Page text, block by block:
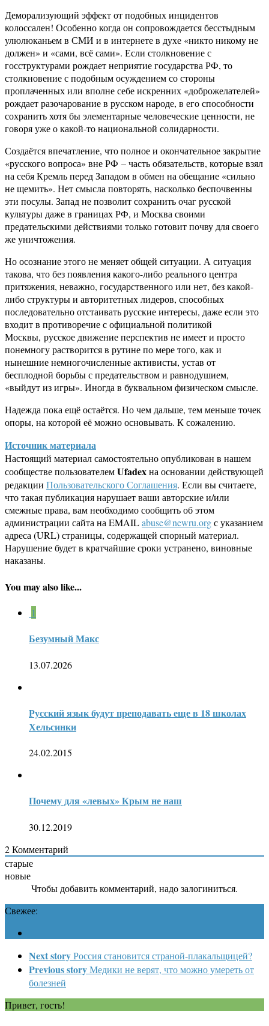
Деморализующий эффект от подобных инцидентов
колоссален! Особенно когда он сопровождается бесстыдным
улюлюканьем в СМИ и в интернете в духе «никто никому не
должен» и «сами, всё сами». Если столкновение с
госструктурами рождает неприятие государства РФ, то
столкновение с подобным осуждением со стороны
проплаченных или вполне себе искренних «доброжелателей»
рождает разочарование в русском народе, в его способности
сохранить хотя бы элементарные человеческие ценности, не
говоря уже о какой-то национальной солидарности.
Создаётся впечатление, что полное и окончательное закрытие
«русского вопроса» вне РФ – часть обязательств, которые взял
на себя Кремль перед Западом в обмен на обещание «сильно
не щемить». Нет смысла повторять, насколько беспочвенны
эти посулы. Запад не позволит сохранить очаг русской
культуры даже в границах РФ, и Москва своими
предательскими действиями только готовит почву для своего
же уничтожения.
Но осознание этого не меняет общей ситуации. А ситуация
такова, что без появления какого-либо реального центра
притяжения, неважно, государственного или нет, без какой-
либо структуры и авторитетных лидеров, способных
последовательно отстаивать русские интересы, даже если это
входит в противоречие с официальной политикой
Москвы, русское движение перспектив не имеет и просто
понемногу растворится в рутине по мере того, как и
нынешние немногочисленные активисты, устав от
бесплодной борьбы с предательством и равнодушием,
«выйдут из игры». Иногда в буквальном физическом смысле.
Надежда пока ещё остаётся. Но чем дальше, тем меньше точек
опоры, на которой её можно основывать. К сожалению.
Источник материала
Настоящий материал самостоятельно опубликован в нашем
сообществе пользователемUfadexна основании действующей
редакции Пользовательского Соглашения. Если вы считаете,
что такая публикация нарушает ваши авторские и/или
смежные права, вам необходимо сообщить об этом
администрации сайта на EMAILabuse@newru.orgс указанием
адреса (URL) страницы, содержащей спорный материал.
Нарушение будет в кратчайшие сроки устранено, виновные
наказаны.
You may also like...
1
Безумный Макс
13.07.2026
Русский язык будут преподавать еще в 18 школах
Хельсинки
24.02.2015
Почему для «левых» Крым не наш
30.12.2019
2Комментарий
старые
новые
Чтобы добавить комментарий, надо залогиниться.
Свежее:
Next storyРоссия становится страной-плакальщицей?
Previous storyМедики не верят, что можно умереть от
болезней
Привет, гость!